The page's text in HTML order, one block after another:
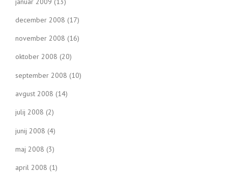
december 2008 (17)
november 2008 (16)
oktober 2008 (20)
september 2008 (10)
avgust 2008 (14)
julij 2008 (2)
junij 2008 (4)
maj 2008 (3)
april 2008 (1)